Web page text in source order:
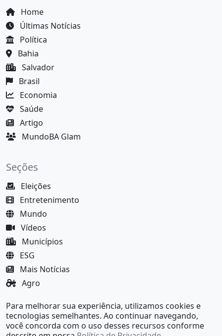
Home
Últimas Notícias
Política
Bahia
Salvador
Brasil
Economia
Saúde
Artigo
MundoBA Glam
Seções
Eleições
Entretenimento
Mundo
Vídeos
Municípios
ESG
Mais Notícias
Agro
MundoBA Black
Para melhorar sua experiência, utilizamos cookies e
tecnologias semelhantes. Ao continuar navegando,
você concorda com o uso desses recursos conforme